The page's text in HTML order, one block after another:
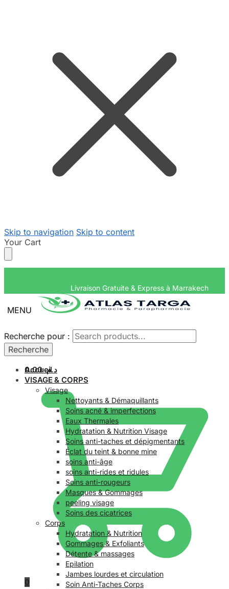
Skip to navigation Skip to content
Your Cart
Livraison Gratuite &
MENU
Recherche pour :
Recherche
د.م.0.00
0
Recherche pour :
Recherche
Accueil
VISAGE & CORPS
Visage
Nettoyants & Démaquillants
Soins acné & imperfections
Eaux Thermales
Hydratation & Nutrition Visage
Soins anti-taches et dépigmentants
Éclat du teint & bonne mine
soins anti-âge
soins anti-rides et ridules
Soins anti-rougeurs
Masques & Gommages
peeling visage
Soins des cicatrices
Corps
Hydratation & Nutrition
Gommages & Exfoliants
Détente & massages
Epilation
Jambes lourdes et circulation
Soin Anti-Taches Corps